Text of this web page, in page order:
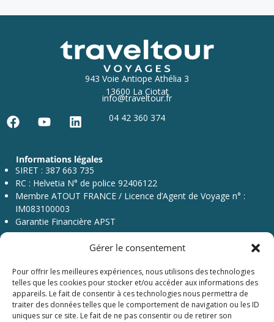
Gérer le consentement
Pour offrir les meilleures expériences, nous utilisons des technologies
telles que les cookies pour stocker et/ou accéder aux informations des
appareils. Le fait de consentir à ces technologies nous permettra de
traiter des données telles que le comportement de navigation ou les ID
uniques sur ce site. Le fait de ne pas consentir ou de retirer son
943 Voie Antiope Athélia 3
13600 La Ciotat
info@traveltour.fr
04 42 360 374
F
c
e
b
o
o
k
u
t
u
b
e
L
n
k
e
d
n
Informations légales
SIRET : 387 663 735
RC : Helvetia N° de police 92406122
Membre ATOUT FRANCE / Licence d’Agent de Voyage n° :
IM083100003
Garantie Financière APST
Menu